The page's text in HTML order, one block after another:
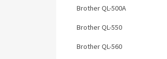
Brother QL-500A
Brother QL-550
Brother QL-560